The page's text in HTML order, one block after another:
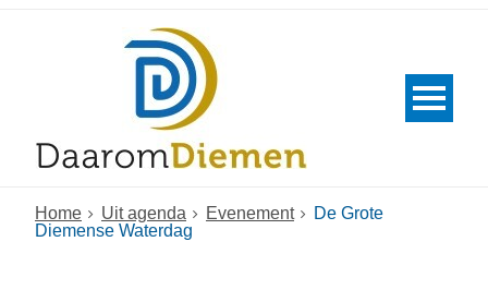
Home Uit agenda Evenement
De Grote
Diemense Waterdag